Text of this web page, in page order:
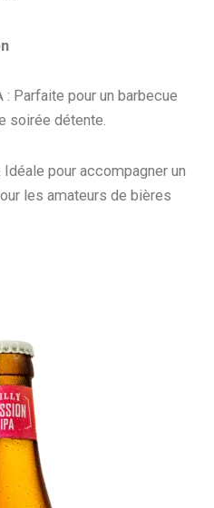
Parfaite pour un barbecue
soirée détente.
Idéale pour accompagner un
les amateurs de bières